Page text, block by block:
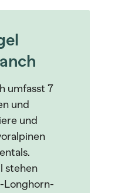
umfasst 7
und
und
stehen
Longhorn-